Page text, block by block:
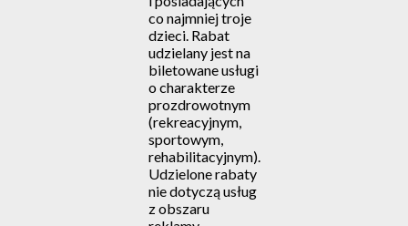
co najmniej troje
dzieci. Rabat
udzielany jest na
biletowane usługi
o charakterze
prozdrowotnym
(rekreacyjnym,
sportowym,
rehabilitacyjnym).
Udzielone rabaty
nie dotyczą usług
z obszaru